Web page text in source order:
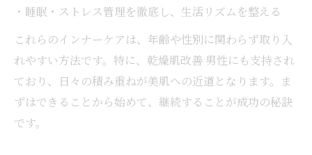
・睡眠・ストレス管理を徹底し、生活リズムを整える
これらのインナーケアは、年齢や性別に関わらず取り入
れやすい方法です。特に、乾燥肌改善 男性にも支持され
ており、日々の積み重ねが美肌への近道となります。ま
ずはできることから始めて、継続することが成功の秘訣
です。